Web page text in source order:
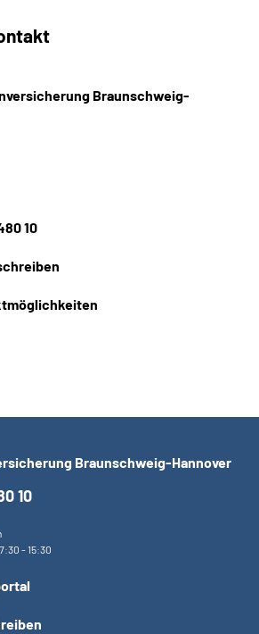
Mein Kundenportal
Braunschweig-
10
Braunschweig-Hannover
10
- 15:30